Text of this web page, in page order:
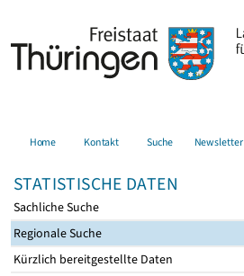
Home Kontakt Suche Newsletter
STATISTISCHE DATEN
Sachliche Suche
Regionale Suche
Kürzlich bereitgestellte Daten